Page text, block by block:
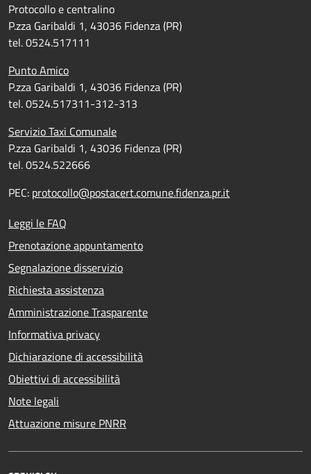
Protocollo e centralino
P.zza Garibaldi 1, 43036 Fidenza (PR)
tel. 0524.517111
Punto Amico
P.zza Garibaldi 1, 43036 Fidenza (PR)
tel. 0524.517311-312-313
Servizio Taxi Comunale
P.zza Garibaldi 1, 43036 Fidenza (PR)
tel. 0524.522666
PEC: protocollo@postacert.comune.fidenza.pr.it
Leggi le FAQ
Prenotazione appuntamento
Segnalazione disservizio
Richiesta assistenza
Amministrazione Trasparente
Informativa privacy
Dichiarazione di accessibilità
Obiettivi di accessibilità
Note legali
Attuazione misure PNRR